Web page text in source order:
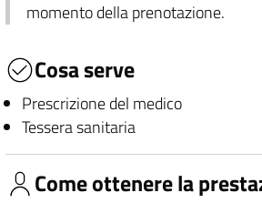
momento della prenotazione.
Cosa serve
Prescrizione del medico
Tessera sanitaria
Come ottenere la